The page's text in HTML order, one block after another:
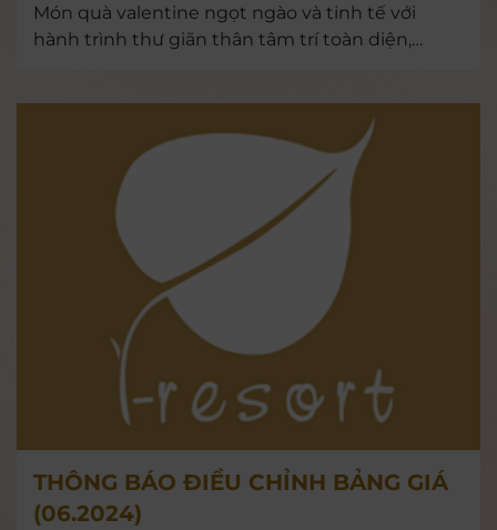
Món quà valentine ngọt ngào và tinh tế với
hành trình thư giãn thân tâm trí toàn diện,
THÔNG BÁO ĐIỀU CHỈNH BẢNG GIÁ
(06.2024)